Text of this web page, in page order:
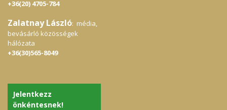
+36(20) 4705-784
Zalatnay László: média,
bevásárló közösségek
hálózata
+36(30)565-8049
Jelentkezz
önkéntesnek!